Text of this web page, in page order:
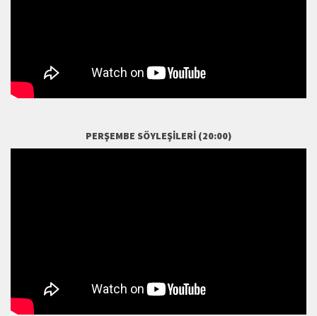
PERŞEMBE SÖYLEŞILERI (20:00)